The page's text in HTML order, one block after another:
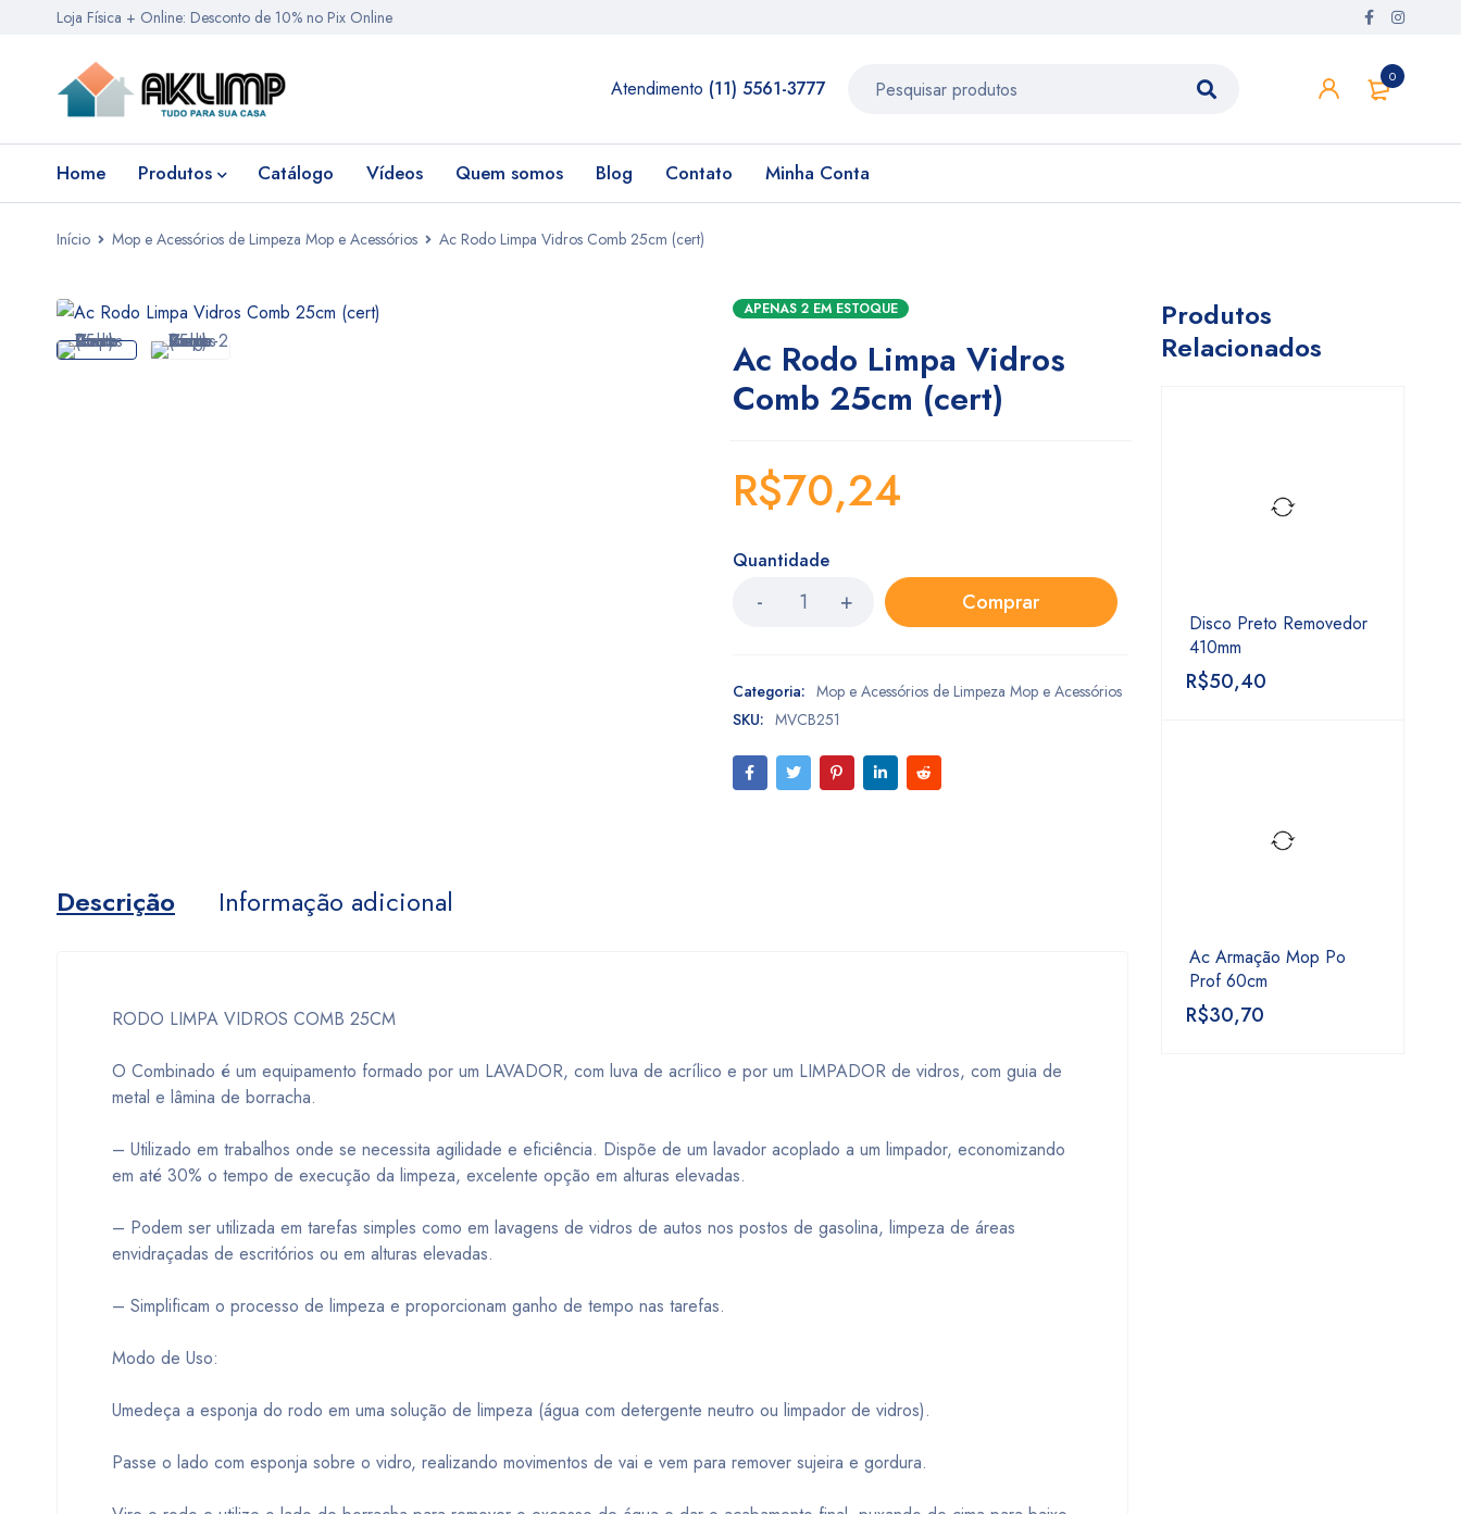
Loja Física + Online: Desconto de 10% no Pix Online
0
Atendimento (11) 5561-3777
Home Produtos Catálogo Vídeos Quem somos Blog Contato Minha Conta
Início Mop e Acessórios de Limpeza Mop e Acessórios Ac Rodo Limpa Vidros Comb 25cm (cert)
APENAS 2 EM ESTOQUE
Ac Rodo Limpa Vidros
Comb 25cm (cert)
R$70,24
Quantidade
Comprar
Categoria: Mop e Acessórios de Limpeza Mop e Acessórios
SKU: MVCB251
Descrição Informação adicional
RODO LIMPA VIDROS COMB 25CM
O Combinado é um equipamento formado por um LAVADOR, com luva de acrílico e por um LIMPADOR de vidros, com guia de
metal e lâmina de borracha.
– Utilizado em trabalhos onde se necessita agilidade e eficiência. Dispõe de um lavador acoplado a um limpador, economizando
em até 30% o tempo de execução da limpeza, excelente opção em alturas elevadas.
– Podem ser utilizada em tarefas simples como em lavagens de vidros de autos nos postos de gasolina, limpeza de áreas
envidraçadas de escritórios ou em alturas elevadas.
– Simplificam o processo de limpeza e proporcionam ganho de tempo nas tarefas.
Modo de Uso:
Umedeça a esponja do rodo em uma solução de limpeza (água com detergente neutro ou limpador de vidros).
Passe o lado com esponja sobre o vidro, realizando movimentos de vai e vem para remover sujeira e gordura.
Produtos
Relacionados
Disco Preto Removedor
410mm
R$50,40
Ac Armação Mop Po
Prof 60cm
R$30,70